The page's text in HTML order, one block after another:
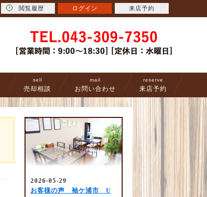
sell
売却相談
mail
お問い合わせ
reserve
来店予約
閲覧履歴 ログイン 来店予約